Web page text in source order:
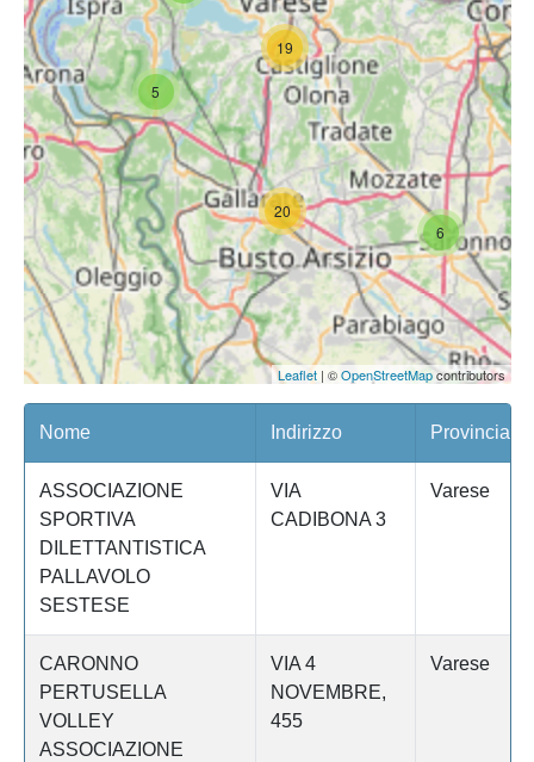
5
19
20
6
Leaflet| ©OpenStreetMapcontributors
Nome Indirizzo Provincia
ASSOCIAZIONE
SPORTIVA
DILETTANTISTICA
PALLAVOLO
SESTESE
VIA
CADIBONA 3
Varese
CARONNO
PERTUSELLA
VOLLEY
ASSOCIAZIONE
VIA 4
NOVEMBRE,
455
Varese